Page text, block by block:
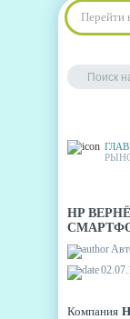
Перейти
HP
Компания